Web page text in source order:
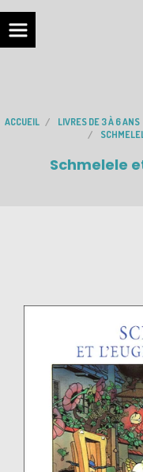
ACCUEIL LIVRES DE 3 À 6 ANS
Schmelele